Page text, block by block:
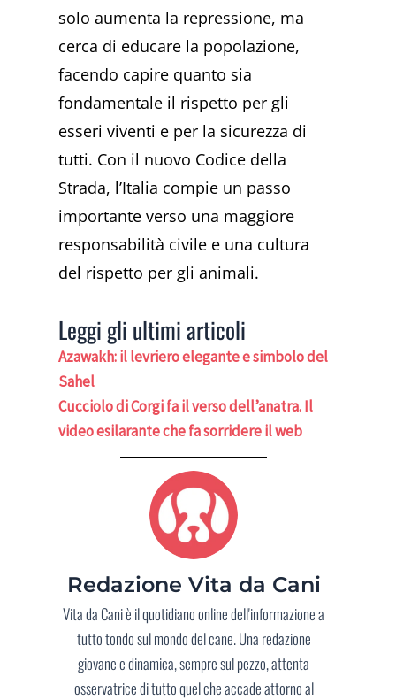
solo aumenta la repressione, ma
cerca di educare la popolazione,
facendo capire quanto sia
fondamentale il rispetto per gli
esseri viventi e per la sicurezza di
tutti. Con il nuovo Codice della
Strada, l’Italia compie un passo
importante verso una maggiore
responsabilità civile e una cultura
del rispetto per gli animali.
Leggi gli ultimi articoli
Azawakh: il levriero elegante e simbolo del
Sahel
Cucciolo di Corgi fa il verso dell’anatra. Il
video esilarante che fa sorridere il web
Redazione Vita da Cani
Vita da Cani è il quotidiano online dell'informazione a
tutto tondo sul mondo del cane. Una redazione
giovane e dinamica, sempre sul pezzo, attenta
osservatrice di tutto quel che accade attorno al